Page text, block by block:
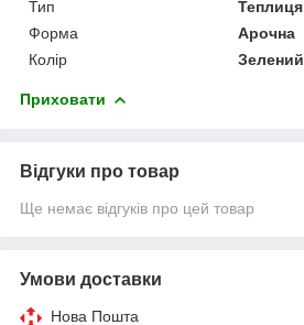
Тип
Теплиця
Форма
Арочна
Колір
Зелений
Приховати
Відгуки про товар
Ще немає відгуків про цей товар
Умови доставки
Нова Пошта